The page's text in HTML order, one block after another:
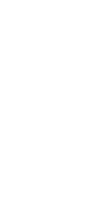
antes del cierre
con el Genoa
sevillista